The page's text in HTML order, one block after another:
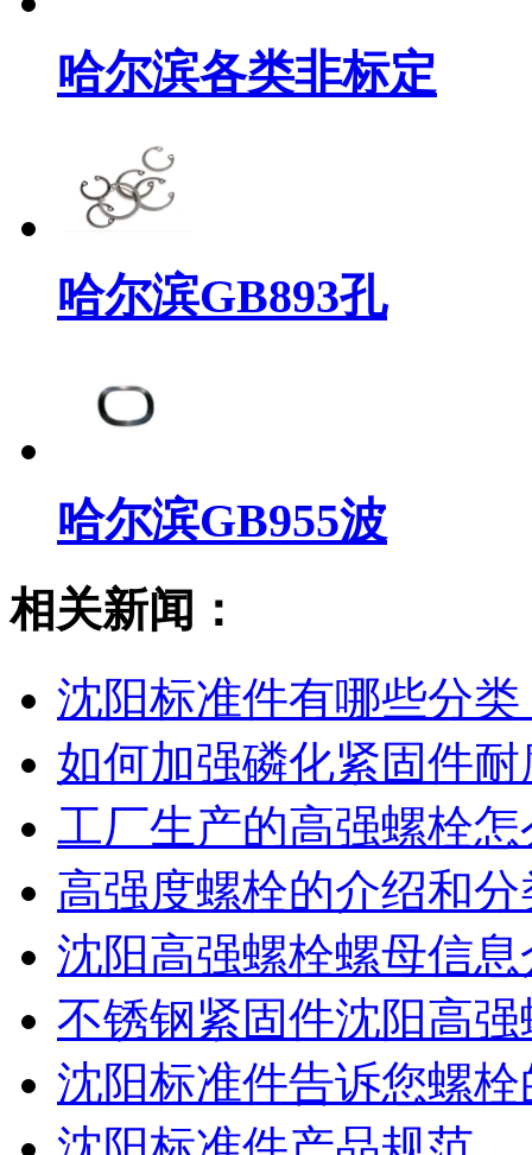
哈尔滨各类非标定
哈尔滨GB893孔
哈尔滨GB955波
相关新闻：
沈阳标准件有哪些分类
如何加强磷化紧固件
工厂生产的高强螺栓
高强度螺栓的介绍和分
沈阳高强螺栓螺母信息
不锈钢紧固件沈阳高
沈阳标准件​告诉您螺